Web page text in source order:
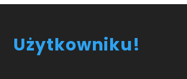
Użytkowniku!